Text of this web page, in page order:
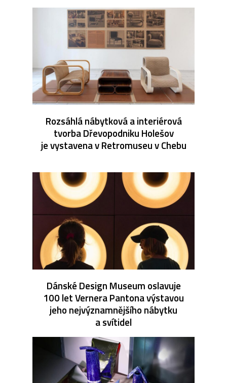
Rozsáhlá nábytková a interiérová
tvorba Dřevopodniku Holešov
je vystavena v Retromuseu v Chebu
Dánské Design Museum oslavuje
100 let Vernera Pantona výstavou
jeho nejvýznamnějšího nábytku
a svítidel